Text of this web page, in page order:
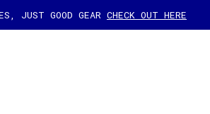
JUST GOOD GEAR CHECK OUT HERE